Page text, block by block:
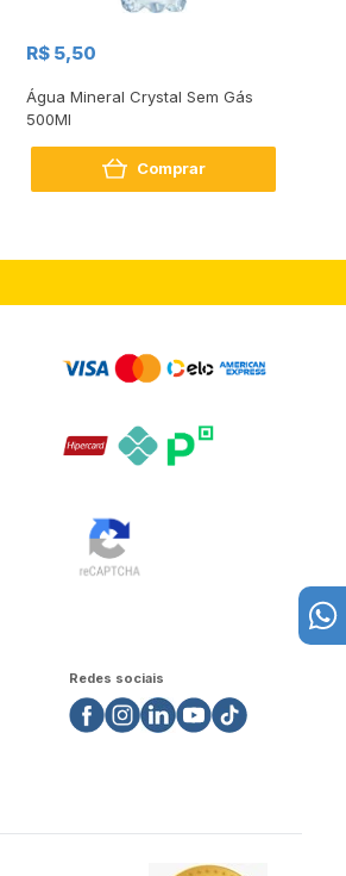
R$ 5,50
Água Mineral Crystal Sem Gás
500Ml
Comprar
Redes sociais